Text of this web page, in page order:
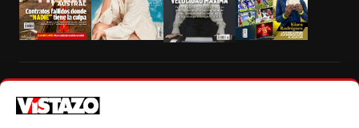
autorización escrita de su titular, de todos los contenidos de Vistazo.com.